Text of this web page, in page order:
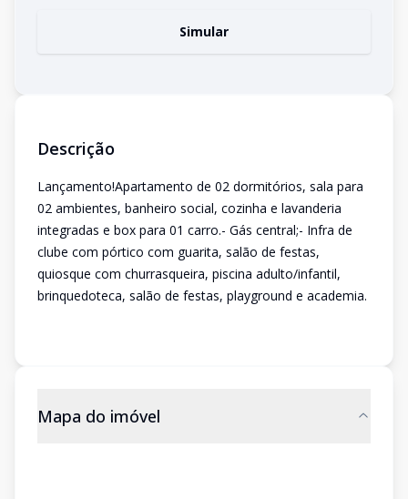
Simular
Descrição
Lançamento!Apartamento de 02 dormitórios, sala para
02 ambientes, banheiro social, cozinha e lavanderia
integradas e box para 01 carro.- Gás central;- Infra de
clube com pórtico com guarita, salão de festas,
quiosque com churrasqueira, piscina adulto/infantil,
brinquedoteca, salão de festas, playground e academia.
Mapa do imóvel